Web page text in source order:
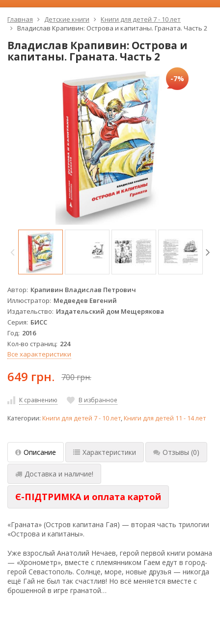
Главная Детские книги
Книги для детей 7 - 10 лет
Владислав Крапивин: Острова и капитаны. Граната. Часть 2
Владислав Крапивин: Острова и
капитаны. Граната. Часть 2
-7%
Автор Крапивин Владислав Петрович
Иллюстратор Медведев Евгений
Издательство Издательский дом Мещерякова
Серия БИСС
Год 2016
Кол-во страниц 224
Все характеристики
649 грн. 700 грн.
К сравнению В избранное
Категории: Книги для детей 7 - 10 лет,Книги для детей 11 - 14 лет
Описание Характеристики Отзывы (0)
Доставка и наличие!
Є-ПІДТРИМКА и оплата картой
«Граната» (Остров капитана Гая) — вторая часть трилогии
«Острова и капитаны».
Уже взрослый Анатолий Нечаев, герой первой книги романа
— «Хронометр», вместе с племянником Гаем едут в город-
герой Севастополь. Солнце, море, новые друзья — никогда
ещё Гай не был так счастлив! Но всё меняется вместе с
брошенной в игре гранатой…